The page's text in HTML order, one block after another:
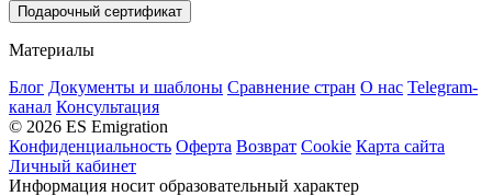
Подарочный сертификат
Материалы
Блог Документы и шаблоны Сравнение стран О нас Telegram-
канал Консультация
© 2026 ES Emigration
Конфиденциальность Оферта Возврат Cookie Карта сайта
Личный кабинет
Информация носит образовательный характер